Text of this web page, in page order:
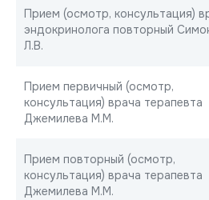
Прием (осмотр, консультация)
эндокринолога повторный
Л.В.
Прием первичный (осмотр,
консультация) врача терапевта
Джемилева М.М.
Прием повторный (осмотр,
консультация) врача терапевта
Джемилева М.М.